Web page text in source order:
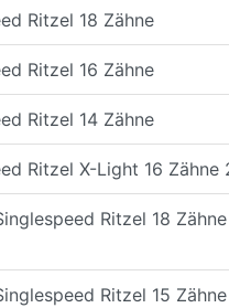
Ritzel 18 Zähne
Ritzel 16 Zähne
Ritzel 14 Zähne
Ritzel X-Light 16 Zähne
Ritzel 18
Ritzel 15